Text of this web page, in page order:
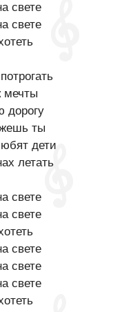
свете
свете
мечты
дорогу
ты
дети
летать
свете
свете
свете
свете
свете